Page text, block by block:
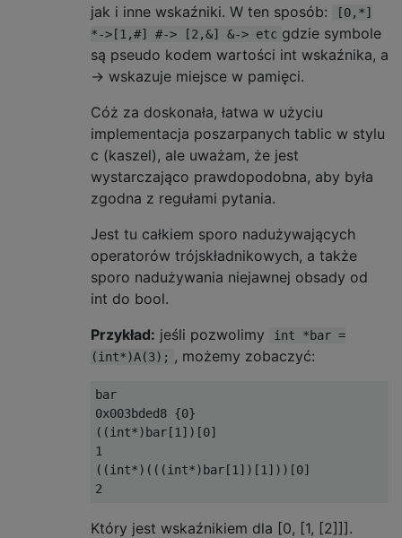
jak i inne wskaźniki. W ten sposób:
[0,*]
*->[1,#] #-> [2,&] &-> etc gdzie symbole
są pseudo kodem wartości int wskaźnika, a
-> wskazuje miejsce w pamięci.
Cóż za doskonała, łatwa w użyciu
implementacja poszarpanych tablic w stylu
c (kaszel), ale uważam, że jest
wystarczająco prawdopodobna, aby była
zgodna z regułami pytania.
Jest tu całkiem sporo nadużywających
operatorów trójskładnikowych, a także
sporo nadużywania niejawnej obsady od
int do bool.
Przykład: jeśli pozwolimy
int *bar =
(int*)A(3); , możemy zobaczyć:
bar
0x003bded8 {0}
((int*)bar[1])[0]
1
((int*)(((int*)bar[1])[1]))[0]
Który jest wskaźnikiem dla [0, [1, [2]]].